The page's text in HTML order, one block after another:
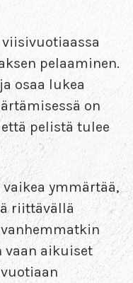
pelaaminen.
osaa lukea
on
pelistä tulee
ymmärtää,
riittävällä
vaan aikuiset